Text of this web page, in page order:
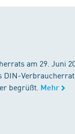
am 29. Juni
begrüßt. Mehr